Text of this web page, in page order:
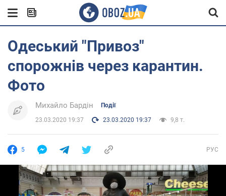
Одеський "Привоз"
спорожнів через карантин.
Фото
Михайло Бардін Події
23.03.2020 19:37 23.03.2020 19:37 9,8 т.
5 РУС